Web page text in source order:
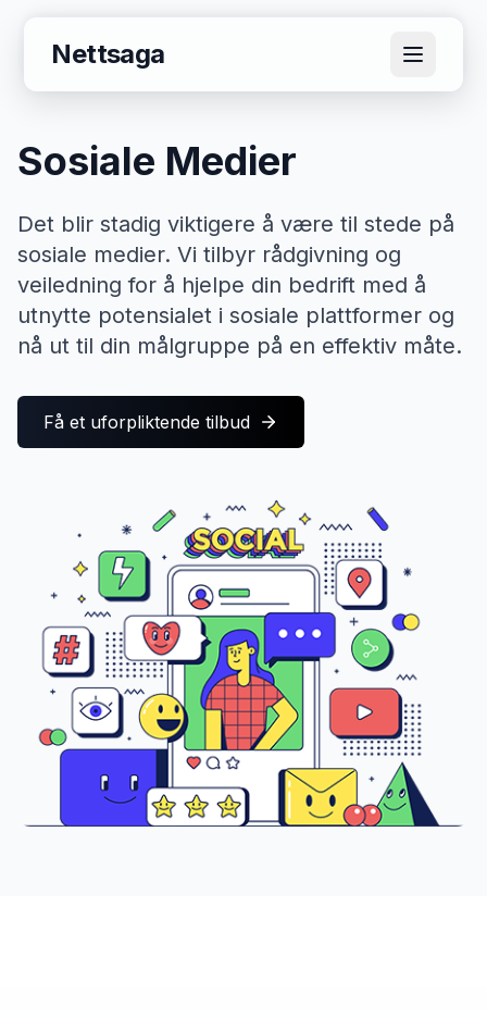
Nettsaga
Sosiale Medier
Det blir stadig viktigere å være til stede på
sosiale medier. Vi tilbyr rådgivning og
veiledning for å hjelpe din bedrift med å
utnytte potensialet i sosiale plattformer og
nå ut til din målgruppe på en effektiv måte.
Få et uforpliktende tilbud